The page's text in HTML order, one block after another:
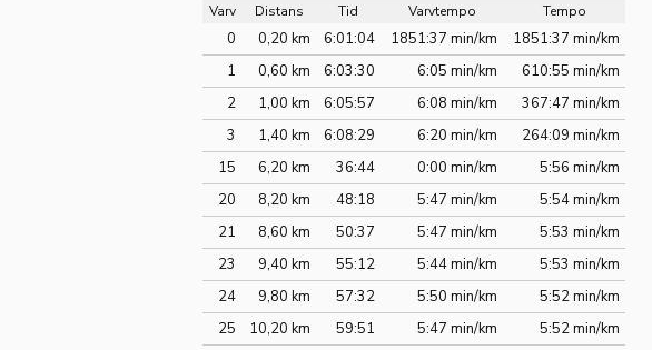
Varv Distans Tid Varvtempo Tempo
0 0,20 km 6:01:04 1851:37 min/km
1851:37 min/km
1
0,60 km 6:03:30 6:05 min/km
610:55 min/km
2
1,00 km 6:05:57 6:08 min/km
367:47 min/km
3
1,40 km 6:08:29 6:20 min/km
264:09 min/km
15
6,20 km 36:44 0:00 min/km
5:56 min/km
20
8,20 km 48:18 5:47 min/km
5:54 min/km
21
8,60 km 50:37 5:47 min/km
5:53 min/km
23
9,40 km 55:12 5:44 min/km
5:53 min/km
24
9,80 km 57:32 5:50 min/km
5:52 min/km
25
10,20 km 59:51 5:47 min/km
5:52 min/km